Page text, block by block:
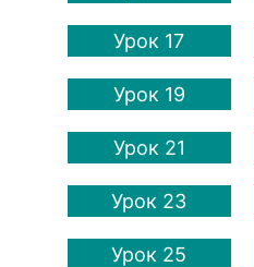
Урок 17
Урок 19
Урок 21
Урок 23
Урок 25